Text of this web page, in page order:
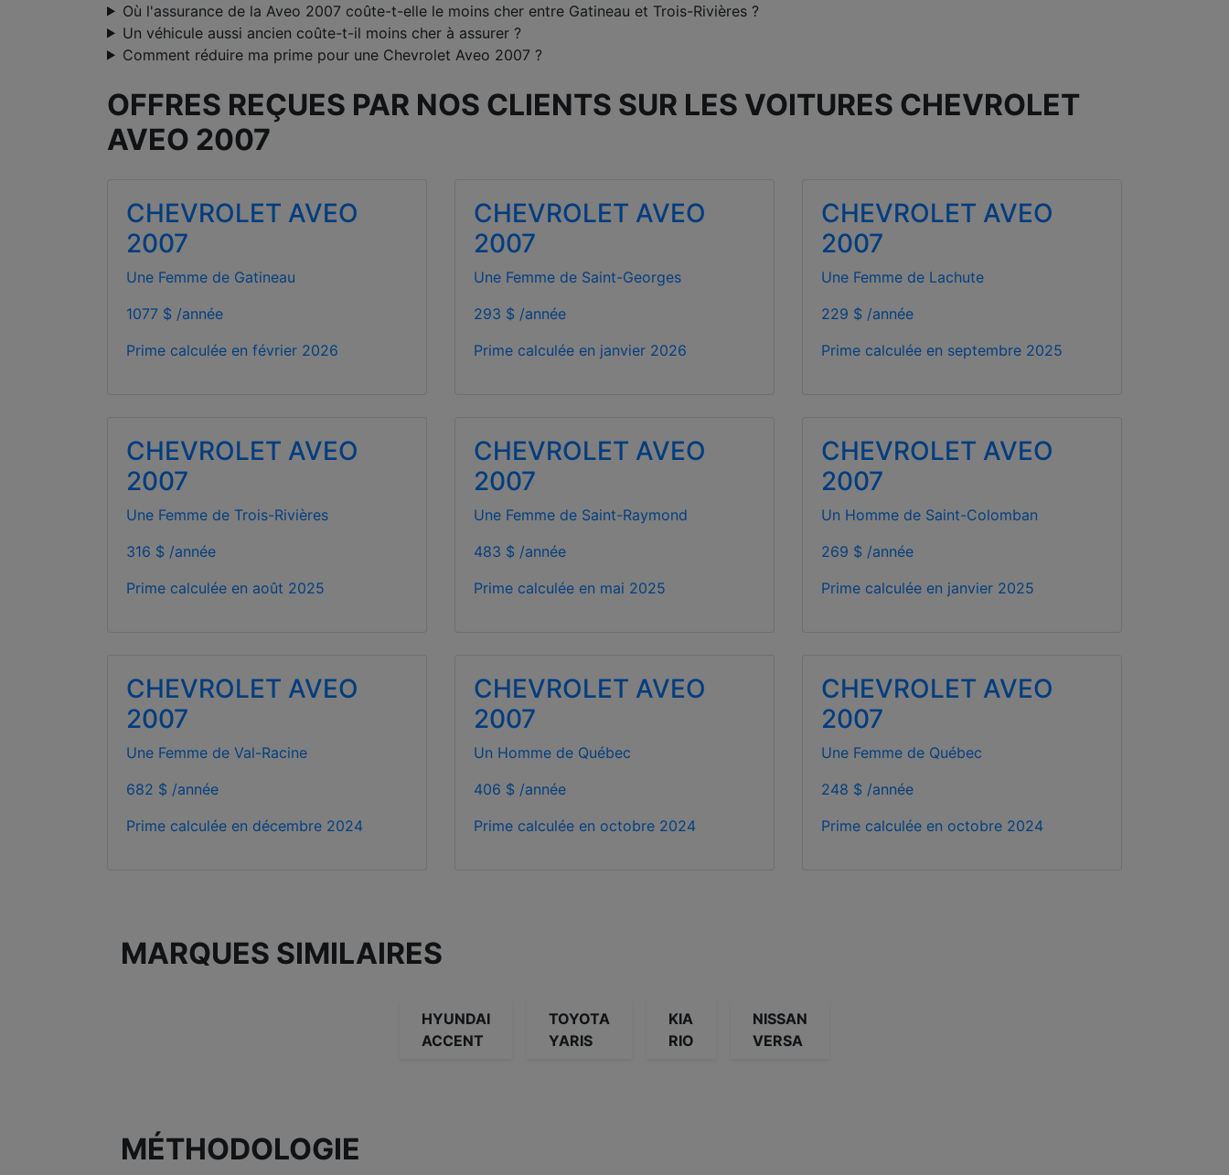
Où l'assurance de la Aveo 2007 coûte-t-elle le moins cher entre Gatineau et Trois-Rivières ?
Un véhicule aussi ancien coûte-t-il moins cher à assurer ?
Comment réduire ma prime pour une Chevrolet Aveo 2007 ?
OFFRES REÇUES PAR NOS CLIENTS SUR LES VOITURES CHEVROLET
AVEO 2007
CHEVROLET AVEO
2007
Une Femme de Gatineau
1077 $ /année
Prime calculée en février 2026
CHEVROLET AVEO
2007
Une Femme de Saint-Georges
293 $ /année
Prime calculée en janvier 2026
CHEVROLET AVEO
2007
Une Femme de Lachute
229 $ /année
Prime calculée en septembre 2025
CHEVROLET AVEO
2007
Une Femme de Trois-Rivières
316 $ /année
Prime calculée en août 2025
CHEVROLET AVEO
2007
Une Femme de Saint-Raymond
483 $ /année
Prime calculée en mai 2025
CHEVROLET AVEO
2007
Un Homme de Saint-Colomban
269 $ /année
Prime calculée en janvier 2025
CHEVROLET AVEO
2007
Une Femme de Val-Racine
682 $ /année
Prime calculée en décembre 2024
CHEVROLET AVEO
2007
Un Homme de Québec
406 $ /année
Prime calculée en octobre 2024
CHEVROLET AVEO
2007
Une Femme de Québec
248 $ /année
Prime calculée en octobre 2024
MARQUES SIMILAIRES
HYUNDAI
ACCENT
TOYOTA
YARIS
KIA
RIO
NISSAN
VERSA
MÉTHODOLOGIE